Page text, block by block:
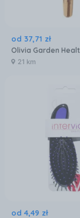
od 37,71 zł
21 km
od 4,49 zł